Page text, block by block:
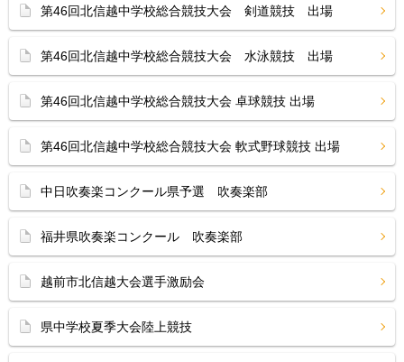
第46回北信越中学校総合競技大会 剣道競技 出場
第46回北信越中学校総合競技大会 水泳競技 出場
第46回北信越中学校総合競技大会 卓球競技 出場
第46回北信越中学校総合競技大会 軟式野球競技 出場
中日吹奏楽コンクール県予選 吹奏楽部
福井県吹奏楽コンクール 吹奏楽部
越前市北信越大会選手激励会
県中学校夏季大会陸上競技